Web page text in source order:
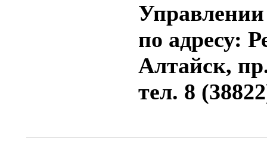
Управлении
по адресу:
Алтайск,
тел. 8